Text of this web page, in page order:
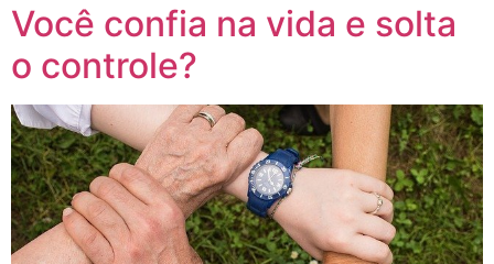
Você confia na vida e solta
o controle?